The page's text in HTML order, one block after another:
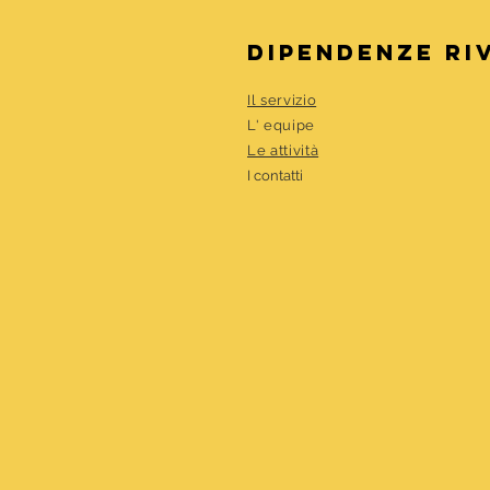
DIPENDENZE
Il servizio
L' equipe
Le attività
I contatti